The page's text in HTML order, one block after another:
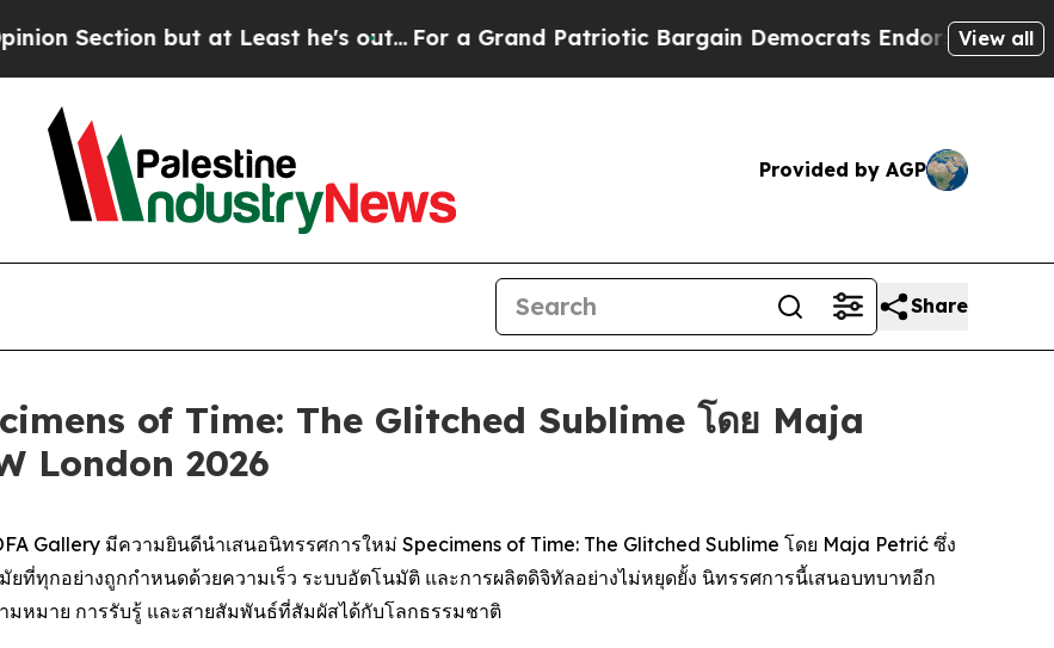
but at Least he's out...For a Grand Patriotic Bargain Democrats Endorse Rogers,View all
Provided by AGP
Share
of Time: The Glitched Sublime โดย Maja
London 2026
Gallery มีความยินดีนำเสนอนิทรรศการใหม่ Specimens of Time: The Glitched Sublime โดย Maja Petrić ซึ่ง
ยที่ทุกอย่างถูกกำหนดด้วยความเร็ว ระบบอัตโนมัติ และการผลิตดิจิทัลอย่างไม่หยุดยั้ง นิทรรศการนี้เสนอบทบาทอีก
หมาย การรับรู้ และสายสัมพันธ์ที่สัมผัสได้กับโลกธรรมชาติ